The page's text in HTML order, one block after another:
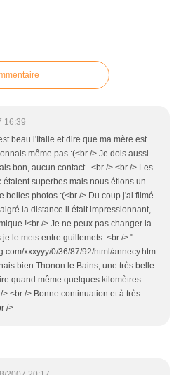
16:39
beau l'Italie et dire que ma mère est
même pas :(<br /> Je dois aussi
bon, aucun contact...<br /> <br /> Les
étaient superbes mais nous étions un
belles photos :(<br /> Du coup j'ai filmé
la distance il était impressionnant,
!<br /> Je ne peux pas changer la
le mets entre guillemets :<br /> "
xxxyyy/0/36/87/92/html/annecy.htm
bien Thonon le Bains, une très belle
quand même quelques kilomètres
<br /> Bonne continuation et à très
/>